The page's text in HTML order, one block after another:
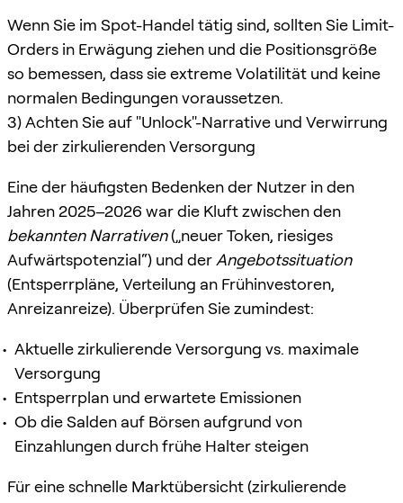
Wenn Sie im Spot-Handel tätig sind, sollten Sie Limit-
Orders in Erwägung ziehen und die Positionsgröße
so bemessen, dass sie extreme Volatilität und keine
normalen Bedingungen voraussetzen.
3) Achten Sie auf "Unlock"-Narrative und Verwirrung
bei der zirkulierenden Versorgung
Eine der häufigsten Bedenken der Nutzer in den
Jahren 2025–2026 war die Kluft zwischen den
bekannten Narrativen(„neuer Token, riesiges
Aufwärtspotenzial“) und der Angebotssituation
(Entsperrpläne, Verteilung an Frühinvestoren,
Anreizanreize). Überprüfen Sie zumindest:
Aktuelle zirkulierende Versorgung vs. maximale
Versorgung
Entsperrplan und erwartete Emissionen
Ob die Salden auf Börsen aufgrund von
Einzahlungen durch frühe Halter steigen
Für eine schnelle Marktübersicht (zirkulierende